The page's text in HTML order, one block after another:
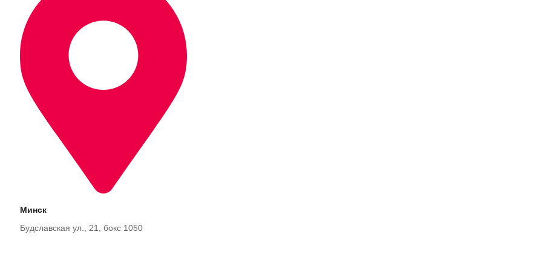
Минск
Будславская ул., 21, бокс 1050